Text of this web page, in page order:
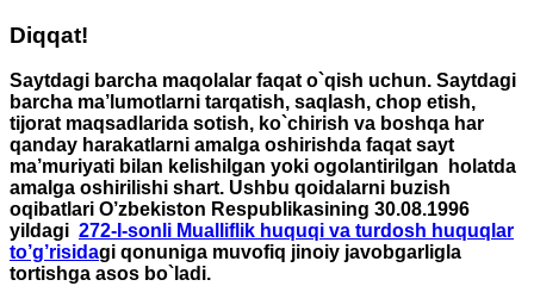
Diqqat!
Saytdagi barcha maqolalar faqat o`qish uchun. Saytdagi
barcha ma’lumotlarni tarqatish, saqlash, chop etish,
tijorat maqsadlarida sotish, ko`chirish va boshqa har
qanday harakatlarni amalga oshirishda faqat sayt
ma’muriyati bilan kelishilgan yoki ogolantirilgan holatda
amalga oshirilishi shart. Ushbu qoidalarni buzish
oqibatlari O’zbekiston Respublikasining 30.08.1996
yildagi 272-I-sonli Mualliflik huquqi va turdosh huquqlar
to’g’risidagi qonuniga muvofiq jinoiy javobgarligla
tortishga asos bo`ladi.